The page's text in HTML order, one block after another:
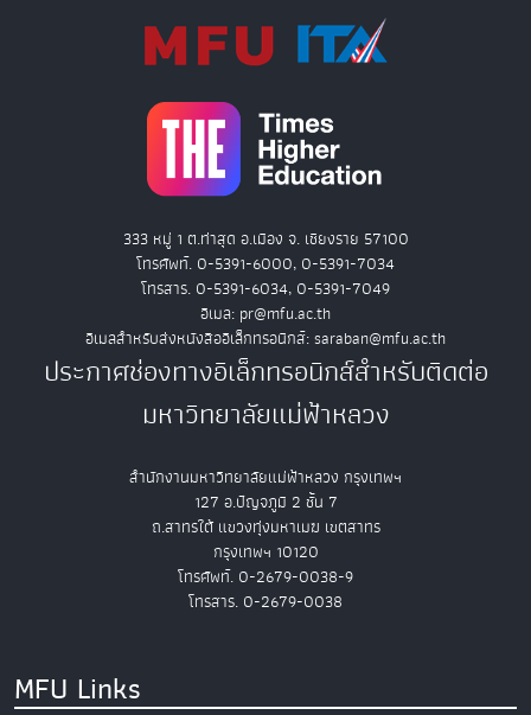
333 หมู่ 1 ต.ท่าสุด อ.เมือง จ. เชียงราย 57100
โทรศัพท์. 0-5391-6000, 0-5391-7034
โทรสาร. 0-5391-6034, 0-5391-7049
อีเมล: pr@mfu.ac.th
อีเมลสำหรับส่งหนังสืออิเล็กทรอนิกส์: saraban@mfu.ac.th
ประกาศช่องทางอิเล็กทรอนิกส์สำหรับติดต่อ
มหาวิทยาลัยแม่ฟ้าหลวง
สำนักงานมหาวิทยาลัยแม่ฟ้าหลวง กรุงเทพฯ
127 อ.ปัญจภูมิ 2 ชั้น 7
ถ.สาทรใต้ แขวงทุ่งมหาเมฆ เขตสาทร
กรุงเทพฯ 10120
โทรศัพท์. 0-2679-0038-9
โทรสาร. 0-2679-0038
MFU Links